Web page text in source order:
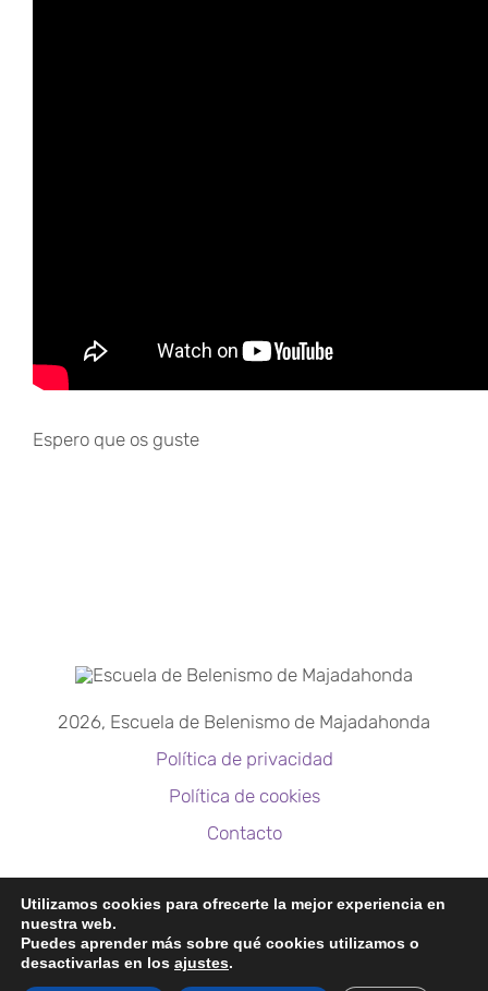
Espero que os guste
2026, Escuela de Belenismo de Majadahonda
Política de privacidad
Política de cookies
Contacto
Utilizamos cookies para ofrecerte la mejor experiencia en
nuestra web.
Puedes aprender más sobre qué cookies utilizamos o
desactivarlas en los ajustes.